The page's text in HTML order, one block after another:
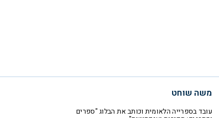
משה שוחט
עובד בספרייה הלאומית וכותב את הבלוג "ספרים